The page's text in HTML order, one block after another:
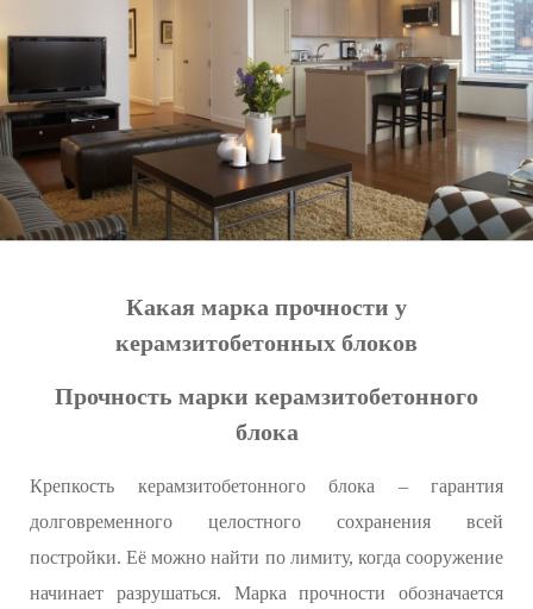
Какая марка прочности у
керамзитобетонных блоков
Прочность марки керамзитобетонного
блока
Крепкость керамзитобетонного блока – гарантия
долговременного целостного сохранения всей
постройки. Её можно найти по лимиту, когда сооружение
начинает разрушаться. Марка прочности обозначается